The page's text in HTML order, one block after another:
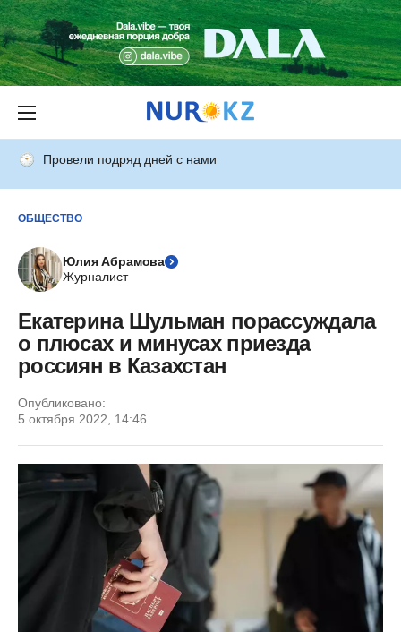
Провели подряд дней с нами
ОБЩЕСТВО
Юлия Абрамова
Журналист
Екатерина Шульман порассуждала
о плюсах и минусах приезда
россиян в Казахстан
Опубликовано:
5 октября 2022, 14:46